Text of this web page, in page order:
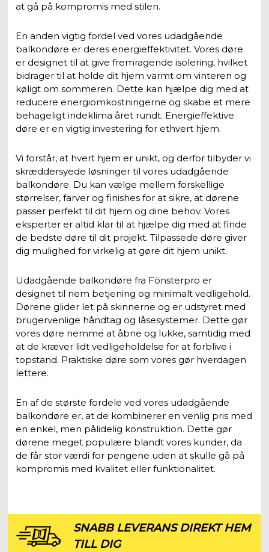
at gå på kompromis med stilen.
En anden vigtig fordel ved vores udadgående
balkondøre er deres energieffektivitet. Vores døre
er designet til at give fremragende isolering, hvilket
bidrager til at holde dit hjem varmt om vinteren og
køligt om sommeren. Dette kan hjælpe dig med at
reducere energiomkostningerne og skabe et mere
behageligt indeklima året rundt. Energieffektive
døre er en vigtig investering for ethvert hjem.
Vi forstår, at hvert hjem er unikt, og derfor tilbyder vi
skræddersyede løsninger til vores udadgående
balkondøre. Du kan vælge mellem forskellige
størrelser, farver og finishes for at sikre, at dørene
passer perfekt til dit hjem og dine behov. Vores
eksperter er altid klar til at hjælpe dig med at finde
de bedste døre til dit projekt. Tilpassede døre giver
dig mulighed for virkelig at gøre dit hjem unikt.
Udadgående balkondøre fra Fönsterpro er
designet til nem betjening og minimalt vedligehold.
Dørene glider let på skinnerne og er udstyret med
brugervenlige håndtag og låsesystemer. Dette gør
vores døre nemme at åbne og lukke, samtidig med
at de kræver lidt vedligeholdelse for at forblive i
topstand. Praktiske døre som vores gør hverdagen
lettere.
En af de største fordele ved vores udadgående
balkondøre er, at de kombinerer en venlig pris med
en enkel, men pålidelig konstruktion. Dette gør
dørene meget populære blandt vores kunder, da
de får stor værdi for pengene uden at skulle gå på
kompromis med kvalitet eller funktionalitet.
SNABB LEVERANS DIREKT HEM
TILL DIG